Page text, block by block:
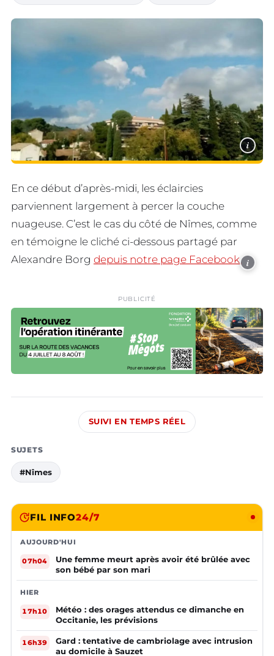
i
En ce début d’après-midi, les éclaircies
parviennent largement à percer la couche
nuageuse. C’est le cas du côté de Nîmes, comme
en témoigne le cliché ci-dessous partagé par
Alexandre Borg depuis notre page Facebook. i
PUBLICITÉ
SUIVI EN TEMPS RÉEL
SUJETS
#Nîmes
FIL INFO24/7
AUJOURD'HUI
07h04
Une femme meurt après avoir été brûlée avec
son bébé par son mari
HIER
17h10
Météo : des orages attendus ce dimanche en
Occitanie, les prévisions
16h39
Gard : tentative de cambriolage avec intrusion
au domicile à Sauzet